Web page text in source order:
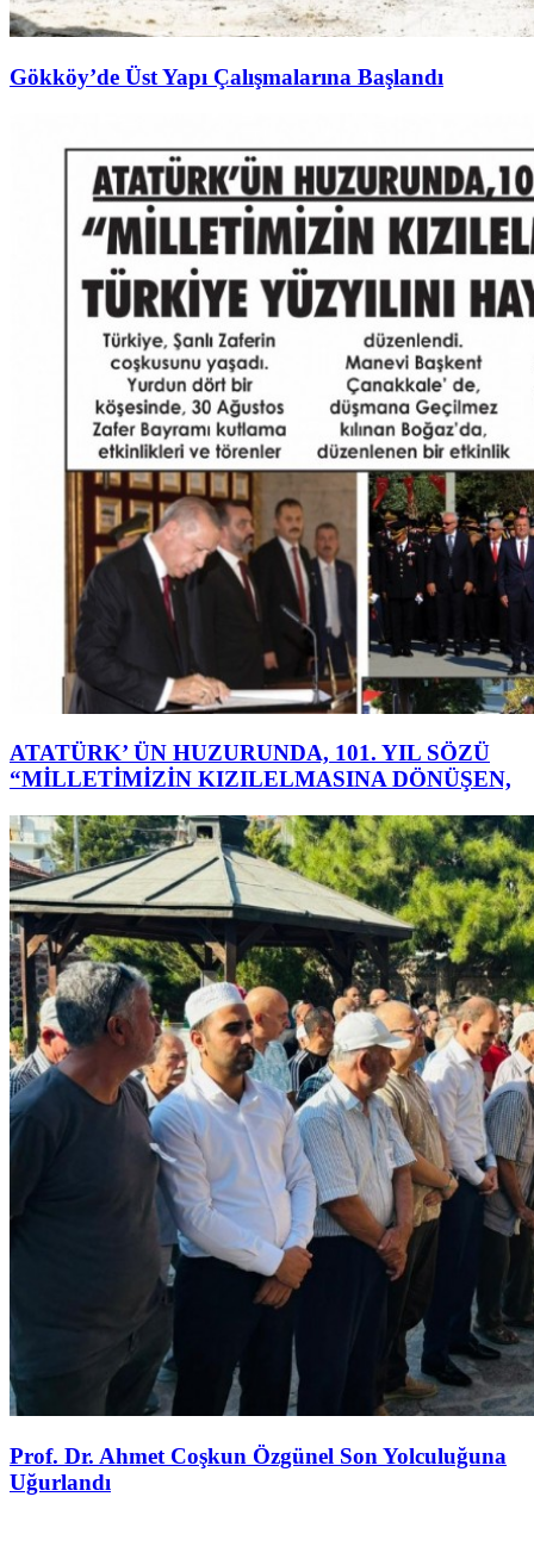
Gökköy’de Üst Yapı Çalışmalarına Başlandı
ATATÜRK’ ÜN HUZURUNDA, 101. YIL SÖZÜ
“MİLLETİMİZİN KIZILELMASINA DÖNÜŞEN,
Prof. Dr. Ahmet Coşkun Özgünel Son Yolculuğuna
Uğurlandı